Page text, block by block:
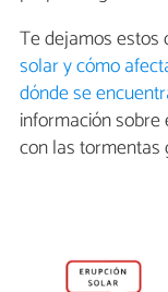
Te dejamos
solar y cómo
dónde se
información
con las tormentas